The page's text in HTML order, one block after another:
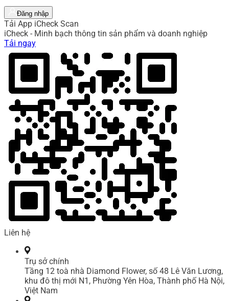
Đăng nhập
Tải App iCheck Scan
iCheck - Minh bạch thông tin sản phẩm và doanh nghiệp
Tải ngay
Liên hệ
Trụ sở chính
Tầng 12 toà nhà Diamond Flower, số 48 Lê Văn Lương,
khu đô thị mới N1, Phường Yên Hòa, Thành phố Hà Nội,
Việt Nam